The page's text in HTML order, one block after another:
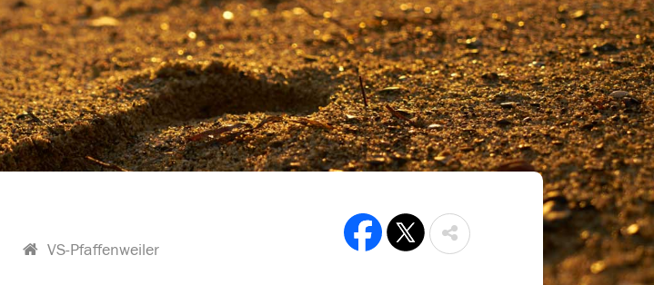
VS-Pfaffenweiler